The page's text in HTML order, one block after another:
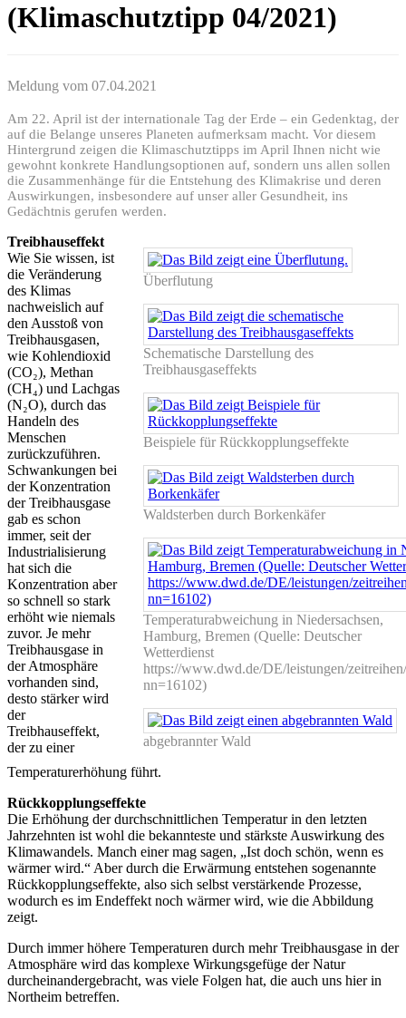
(Klimaschutztipp 04/2021)
Meldung vom 07.04.2021
Am 22. April ist der internationale Tag der Erde – ein Gedenktag, der
auf die Belange unseres Planeten aufmerksam macht. Vor diesem
Hintergrund zeigen die Klimaschutztipps im April Ihnen nicht wie
gewohnt konkrete Handlungsoptionen auf, sondern uns allen sollen
die Zusammenhänge für die Entstehung des Klimakrise und deren
Auswirkungen, insbesondere auf unser aller Gesundheit, ins
Gedächtnis gerufen werden.
Überflutung
Schematische Darstellung des
Treibhausgaseffekts
Beispiele für Rückkopplungseffekte
Waldsterben durch Borkenkäfer
Temperaturabweichung in Niedersachsen,
Hamburg, Bremen (Quelle: Deutscher
Wetterdienst
https://www.dwd.de/DE/leistungen/
nn=16102)
abgebrannter Wald
Treibhauseffekt
Wie Sie wissen, ist
die Veränderung
des Klimas
nachweislich auf
den Ausstoß von
Treibhausgasen,
wie Kohlendioxid
(CO₂), Methan
(CH₄) und Lachgas
(N₂O), durch das
Handeln des
Menschen
zurückzuführen.
Schwankungen bei
der Konzentration
der Treibhausgase
gab es schon
immer, seit der
Industrialisierung
hat sich die
Konzentration aber
so schnell so stark
erhöht wie niemals
zuvor. Je mehr
Treibhausgase in
der Atmosphäre
vorhanden sind,
desto stärker wird
der
Treibhauseffekt,
der zu einer
Temperaturerhöhung führt.
Rückkopplungseffekte
Die Erhöhung der durchschnittlichen Temperatur in den letzten
Jahrzehnten ist wohl die bekannteste und stärkste Auswirkung des
Klimawandels. Manch einer mag sagen, „Ist doch schön, wenn es
wärmer wird.“ Aber durch die Erwärmung entstehen sogenannte
Rückkopplungseffekte, also sich selbst verstärkende Prozesse,
wodurch es im Endeffekt noch wärmer wird, wie die Abbildung
zeigt.
Durch immer höhere Temperaturen durch mehr Treibhausgase in der
Atmosphäre wird das komplexe Wirkungsgefüge der Natur
durcheinandergebracht, was viele Folgen hat, die auch uns hier in
Northeim betreffen.